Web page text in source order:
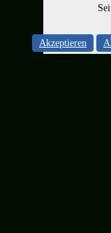
Akzeptieren